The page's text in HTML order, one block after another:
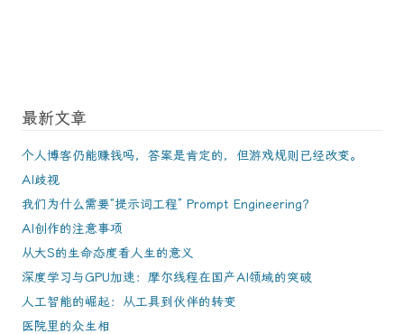
最新文章
个人博客仍能赚钱吗，答案是肯定的，但游戏规则已经改变。
AI歧视
我们为什么需要“提示词工程” Prompt Engineering？
AI创作的注意事项
从大S的生命态度看人生的意义
深度学习与GPU加速：摩尔线程在国产AI领域的突破
人工智能的崛起：从工具到伙伴的转变
医院里的众生相